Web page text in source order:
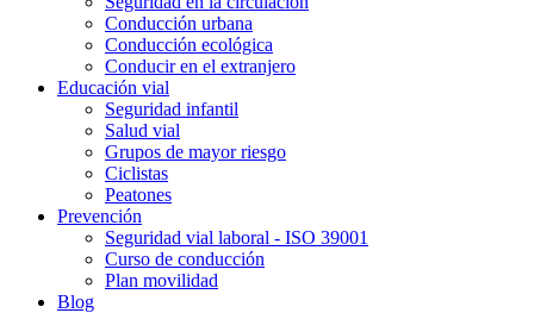
Conducción urbana
Conducción ecológica
Conducir en el extranjero
Educación vial
Seguridad infantil
Salud vial
Grupos de mayor riesgo
Ciclistas
Peatones
Prevención
Seguridad vial laboral - ISO 39001
Curso de conducción
Plan movilidad
Blog